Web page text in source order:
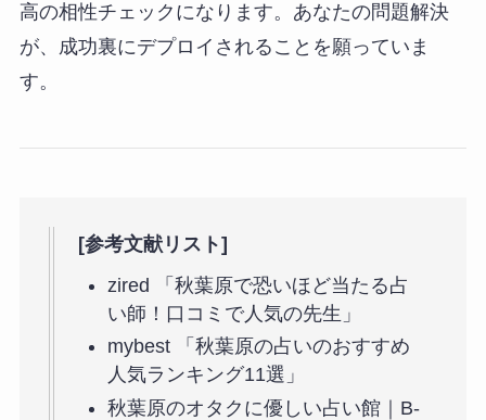
高の相性チェックになります。あなたの問題解決
が、成功裏にデプロイされることを願っていま
す。
[参考文献リスト]
zired 「秋葉原で恐いほど当たる占
い師！口コミで人気の先生」
mybest 「秋葉原の占いのおすすめ
人気ランキング11選」
秋葉原のオタクに優しい占い館｜B-